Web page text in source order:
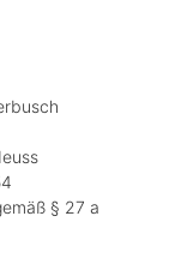
§ 27 a